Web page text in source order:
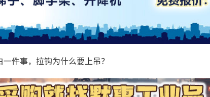
件事，拉钩为什么要上吊？